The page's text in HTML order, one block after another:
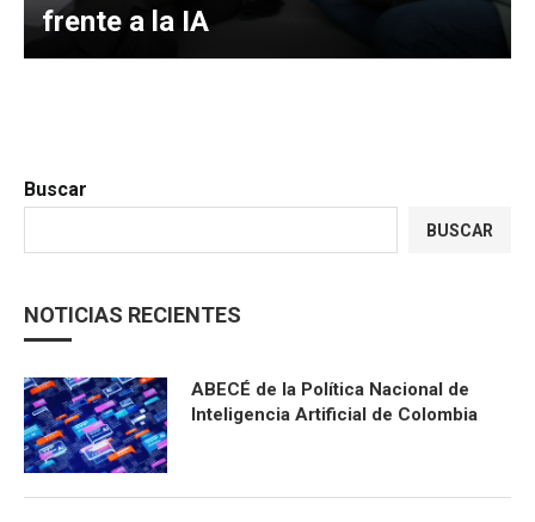
frente a la IA
Buscar
BUSCAR
NOTICIAS RECIENTES
ABECÉ de la Política Nacional de
Inteligencia Artificial de Colombia